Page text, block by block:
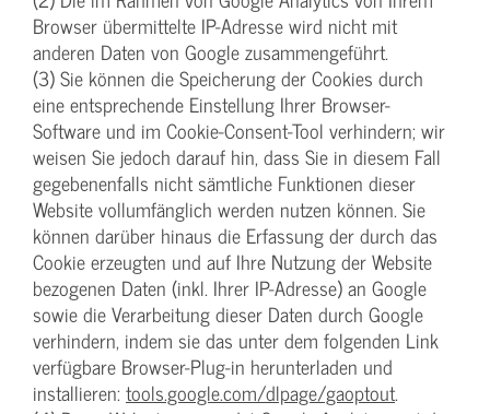
Browser übermittelte IP-Adresse wird nicht mit
anderen Daten von Google zusammengeführt.
(3) Sie können die Speicherung der Cookies durch
eine entsprechende Einstellung Ihrer Browser-
Software und im Cookie-Consent-Tool verhindern; wir
weisen Sie jedoch darauf hin, dass Sie in diesem Fall
gegebenenfalls nicht sämtliche Funktionen dieser
Website vollumfänglich werden nutzen können. Sie
können darüber hinaus die Erfassung der durch das
Cookie erzeugten und auf Ihre Nutzung der Website
bezogenen Daten (inkl. Ihrer IP-Adresse) an Google
sowie die Verarbeitung dieser Daten durch Google
verhindern, indem sie das unter dem folgenden Link
verfügbare Browser-Plug-in herunterladen und
installieren: tools.google.com/dlpage/gaoptout.